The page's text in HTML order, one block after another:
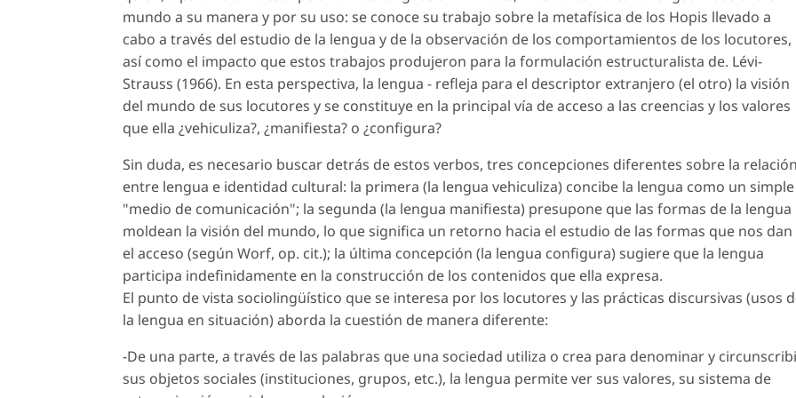
mundo a su manera y por su uso: se conoce su trabajo sobre la metafísica de los Hopis llevado a
cabo a través del estudio de la lengua y de la observación de los comportamientos de los locutores,
así como el impacto que estos trabajos produjeron para la formulación estructuralista de. Lévi-
Strauss (1966). En esta perspectiva, la lengua - refleja para el descriptor extranjero (el otro) la visión
del mundo de sus locutores y se constituye en la principal vía de acceso a las creencias y los valores
que ella ¿vehiculiza?, ¿manifiesta? o ¿configura?
Sin duda, es necesario buscar detrás de estos verbos, tres concepciones diferentes sobre la relación
entre lengua e identidad cultural: la primera (la lengua vehiculiza) concibe la lengua como un simple
"medio de comunicación"; la segunda (la lengua manifiesta) presupone que las formas de la lengua
moldean la visión del mundo, lo que significa un retorno hacia el estudio de las formas que nos dan
el acceso (según Worf, op. cit.); la última concepción (la lengua configura) sugiere que la lengua
participa indefinidamente en la construcción de los contenidos que ella expresa.
El punto de vista sociolingüístico que se interesa por los locutores y las prácticas discursivas (usos
la lengua en situación) aborda la cuestión de manera diferente:
-De una parte, a través de las palabras que una sociedad utiliza o crea para denominar y
sus objetos sociales (instituciones, grupos, etc.), la lengua permite ver sus valores, su sistema de